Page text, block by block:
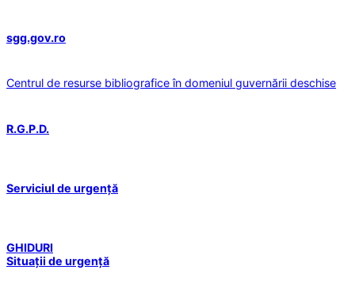
sgg.gov.ro
Centrul de resurse bibliografice în domeniul guvernării deschise
R.G.P.D.
Serviciul de urgență
GHIDURI
Situații de urgență